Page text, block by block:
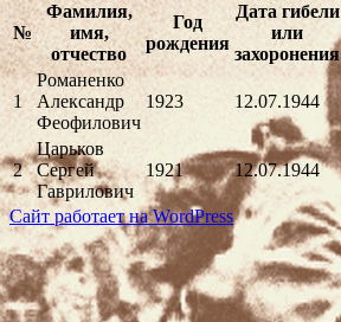
№
Фамилия,
имя,
отчество
Год
рождения
Дата гибели
или
захоронения
1
Романенко
Александр
Феофилович
1923 12.07.1944
2
Царьков
Сергей
Гаврилович
1921 12.07.1944
Сайт работает на WordPress